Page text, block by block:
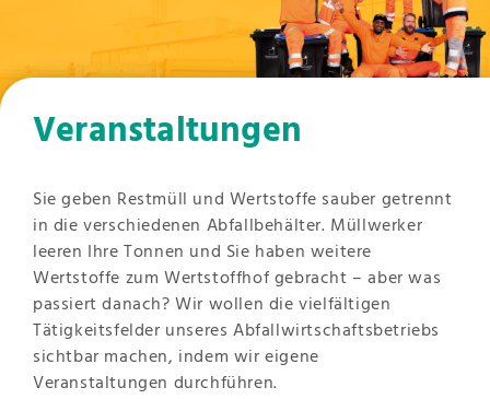
Veranstaltungen
Sie geben Restmüll und Wertstoffe sauber getrennt
in die verschiedenen Abfallbehälter. Müllwerker
leeren Ihre Tonnen und Sie haben weitere
Wertstoffe zum Wertstoffhof gebracht – aber was
passiert danach? Wir wollen die vielfältigen
Tätigkeitsfelder unseres Abfallwirtschaftsbetriebs
sichtbar machen, indem wir eigene
Veranstaltungen durchführen.